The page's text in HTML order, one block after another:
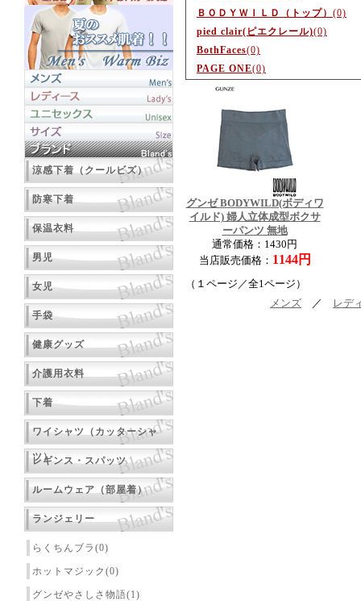
涼感下着（クールビズ）
防寒下着
保温衣料
男児
女児
手袋
健康グッズ
介護用衣料
下着
ワイシャツ（カッターシャ
ツ）
レギンス・スパッツ
ルームウェア（部屋着）
ランジェリー
らくちんブラ(0)
ホットマジック(0)
グンゼやさしさ物語(1)
ＢＯＤＹＷＩＬＤ（トップ） (0)
pied clair(ピエクレール)(0)
BothFaces(0)
PAGE ONE(0)
グンゼ BODYWILD(ボディワ
イルド) 婦人立体成型ボクサ
ーパンツ 無地
通常価格：1430円
当店販売価格： 1144円
（１ページ／全1ページ）
メンズ ／ レデ